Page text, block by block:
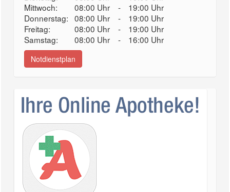
Mittwoch:
08:00 Uhr -
19:00 Uhr
Donnerstag: 08:00 Uhr -
19:00 Uhr
Freitag:
08:00 Uhr -
19:00 Uhr
Samstag:
08:00 Uhr - 16:00 Uhr
Notdienstplan